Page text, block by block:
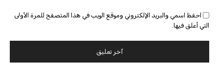
احفظ اسمي والبريد الإلكتروني وموقع الويب في هذا المتصفح للمرة الأولى
التي أعلق فيها.